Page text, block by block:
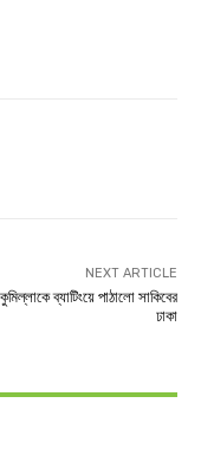
NEXT ARTICLE
ব্যাটিংয়ে পাঠালো সাকিবের
ঢাকা